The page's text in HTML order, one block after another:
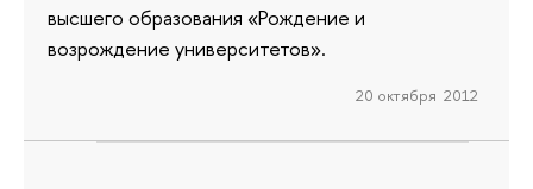
высшего образования «Рождение и
возрождение университетов».
20 октября 2012